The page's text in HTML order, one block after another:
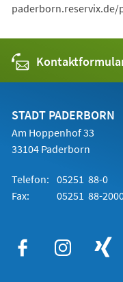
STADT PADERBORN
Am Hoppenhof 33
33104 Paderborn
Telefon: 05251 88-0
Fax:
05251 88-